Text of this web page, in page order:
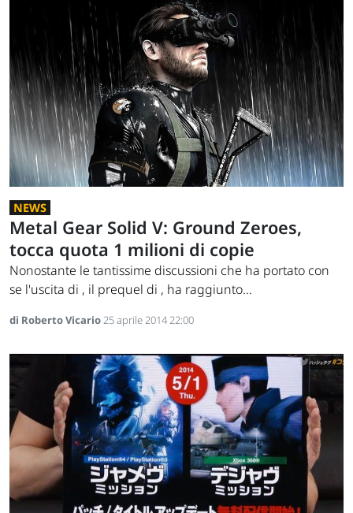
NEWS
Metal Gear Solid V: Ground Zeroes,
tocca quota 1 milioni di copie
Nonostante le tantissime discussioni che ha portato con
se l'uscita di , il prequel di , ha raggiunto...
di Roberto Vicario25 aprile 2014 22:00